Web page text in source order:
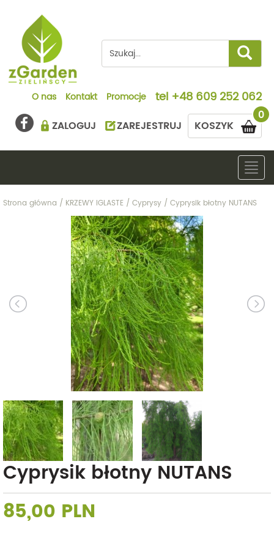
O nas Kontakt Promocje tel +48 609 252 062
0
KOSZYK
ZALOGUJ ZAREJESTRUJ
Strona główna / KRZEWY IGLASTE / Cyprysy / Cyprysik błotny NUTANS
Cyprysik błotny NUTANS
85,00 PLN